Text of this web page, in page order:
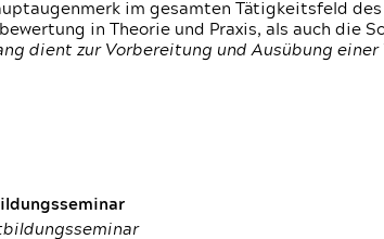
im gesamten Tätigkeitsfeld
in Theorie und Praxis, als auch die
dient zur Vorbereitung und Ausübung